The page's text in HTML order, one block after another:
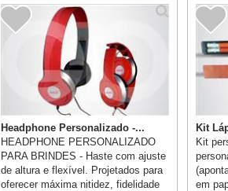
Headphone Personalizado -...
HEADPHONE PERSONALIZADO
PARA BRINDES - Haste com ajuste
de altura e flexível. Projetados para
oferecer máxima nitidez, fidelidade
Kit
Kit
em